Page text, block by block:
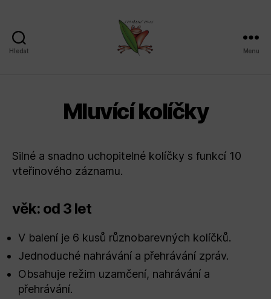
Hledat Menu
Mluvící kolíčky
Silné a snadno uchopitelné kolíčky s funkcí 10
vteřinového záznamu.
věk: od 3 let
V balení je 6 kusů různobarevných kolíčků.
Jednoduché nahrávání a přehrávání zpráv.
Obsahuje režim uzamčení, nahrávání a
přehrávání.